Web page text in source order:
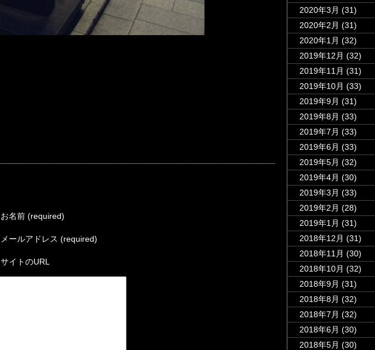
お名前 (required)
メールアドレス (required)
サイトのURL
2020年3月 (31)
2020年2月 (31)
2020年1月 (32)
2019年12月 (32)
2019年11月 (31)
2019年10月 (33)
2019年9月 (31)
2019年8月 (33)
2019年7月 (33)
2019年6月 (33)
2019年5月 (32)
2019年4月 (30)
2019年3月 (33)
2019年2月 (28)
2019年1月 (31)
2018年12月 (31)
2018年11月 (30)
2018年10月 (32)
2018年9月 (31)
2018年8月 (32)
2018年7月 (32)
2018年6月 (30)
2018年5月 (30)